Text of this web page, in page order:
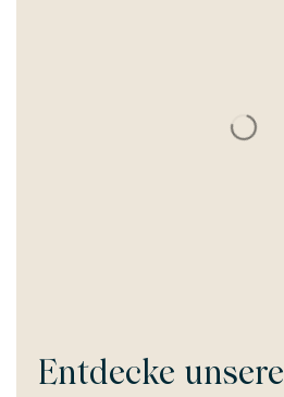
Entdecke unsere